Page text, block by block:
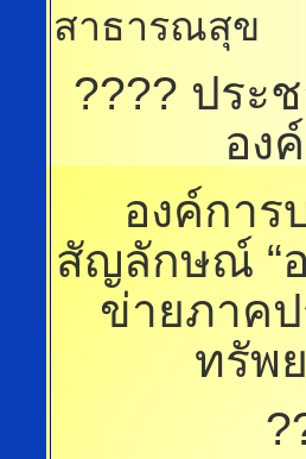
สาธารณสุข
???? ประ
อง
องค์กา
สัญลักษณ์ “อ
ข่ายภาค
ทรัพ